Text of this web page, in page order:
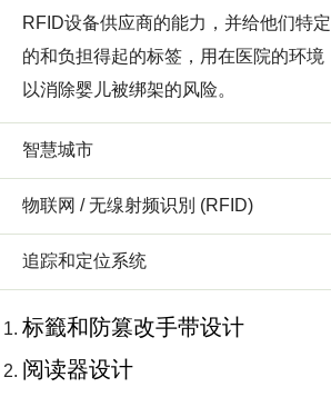
RFID设备供应商的能力，并给他们特定
的和负担得起的标签，用在医院的环境
以消除婴儿被绑架的风险。
智慧城市
物联网 / 无缐射频识別 (RFID)
追踪和定位系统
标籤和防篡改手带设计
阅读器设计